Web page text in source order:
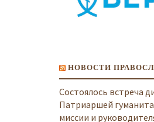
НОВОСТИ
Состоялось встреча
Патриаршей
миссии и